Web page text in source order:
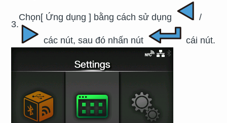
3.
Chọn[ Ứng dụng ] bằng cách sử dụng /
các nút, sau đó nhấn nút cái nút.